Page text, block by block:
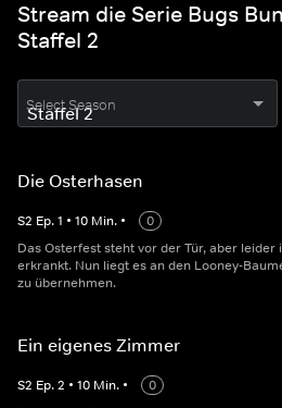
Stream die Serie Bugs
Staffel 2
Select Season
Die Osterhasen
S2 Ep.1 • 10 Min. •
0
Das Osterfest steht vor der Tür, aber leider
erkrankt. Nun liegt es an den Looney-
zu übernehmen.
Ein eigenes Zimmer
S2 Ep.2 • 10 Min. •
0